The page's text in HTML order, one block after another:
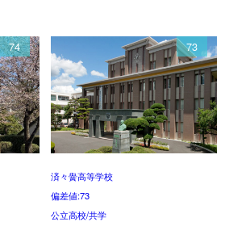
74 73
済々黌高等学校
偏差値:73
公立高校/共学